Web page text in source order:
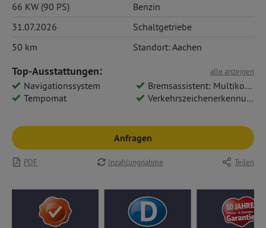
66 KW (90 PS)
Benzin
31.07.2026
Schaltgetriebe
50 km
Standort: Aachen
alle anzeigen
Top-Ausstattungen:
Navigationssystem
Bremsassistent: Multikollisionsbremse
Tempomat
Verkehrszeichenerkennung
Anfragen
PDF Inzahlungnahme Teilen